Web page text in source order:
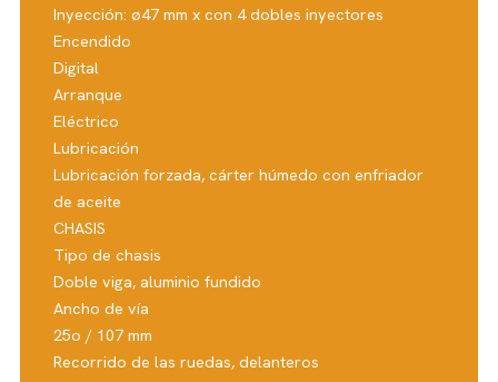
Inyección: ø47 mm x con 4 dobles inyectores
Encendido
Digital
Arranque
Eléctrico
Lubricación
Lubricación forzada, cárter húmedo con enfriador
de aceite
CHASIS
Tipo de chasis
Doble viga, aluminio fundido
Ancho de vía
25o / 107 mm
Recorrido de las ruedas, delanteros